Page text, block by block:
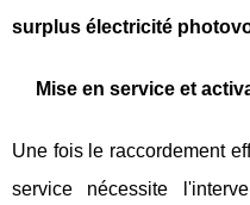
surplus électricité
Mise en service et
Une fois le raccordement
service nécessite